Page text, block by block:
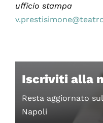
ufficio stampa
Iscriviti alla
Resta aggiornato
Napoli